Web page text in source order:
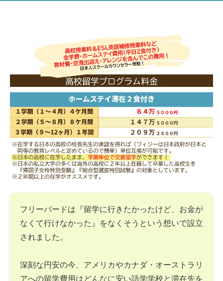
フリーバードは『留学に行きたかったけど、お金が
なくて行けなかった』をなくそうという想いで設立
されました。
深刻な円安の今、アメリカやカナダ・オーストラリ
アへの留学費用はどんなに安い語学学校と滞在先を